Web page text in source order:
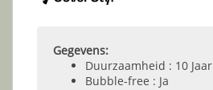
Gegevens:
Duurzaamheid : 10 Jaar
Bubble-free : Ja